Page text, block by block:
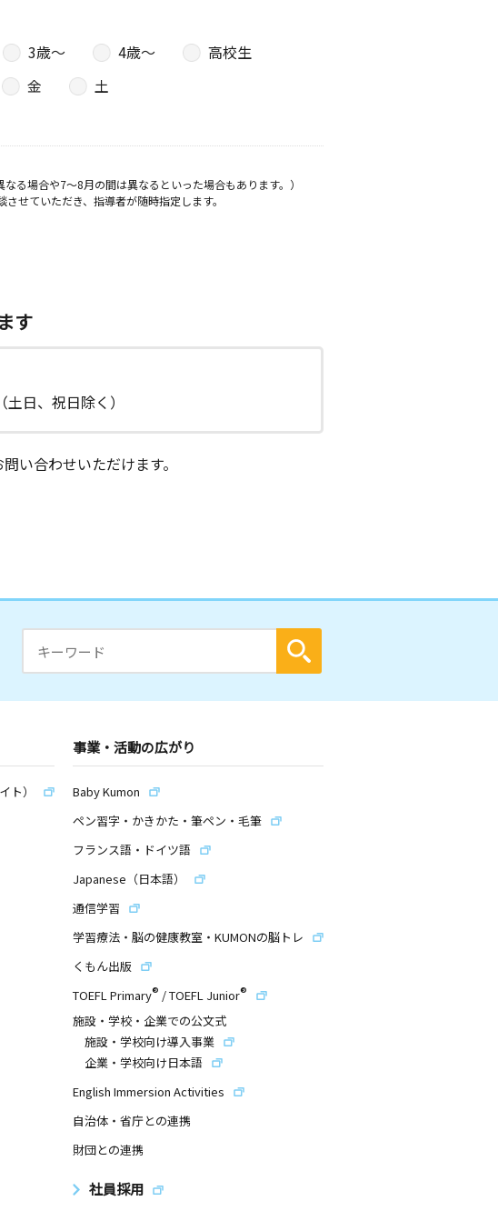
3歳〜 4歳〜
高校生
金
土
る場合や7～8月の間は異なるといった場合もあります。）
せていただき、指導者が随時指定します。
す
日、祝日除く）
い合わせいただけます。
ト）
事業・活動の広がり
Baby Kumon
ペン習字・かきかた・筆ペン・毛筆
フランス語・ドイツ語
Japanese（日本語）
通信学習
学習療法・脳の健康教室・KUMONの脳トレ
くもん出版
TOEFL Primary® /TOEFL Junior®
施設・学校・企業での公文式
施設・学校向け導入事業
企業・学校向け日本語
English Immersion Activities
自治体・省庁との連携
財団との連携
社員採用